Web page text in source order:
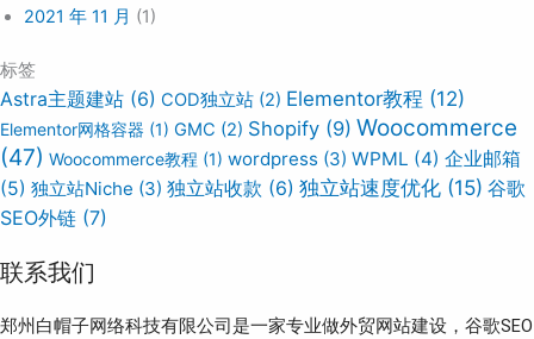
2021 年 11 月 (1)
标签
Astra主题建站 (6) COD独立站 (2) Elementor教程 (12)
Elementor网格容器 (1) GMC (2) Shopify (9) Woocommerce
(47) Woocommerce教程 (1) wordpress (3) WPML (4) 企业邮箱
(5) 独立站Niche (3) 独立站收款 (6) 独立站速度优化 (15) 谷歌
SEO外链 (7)
联系我们
郑州白帽子网络科技有限公司是一家专业做外贸网站建设，谷歌SEO